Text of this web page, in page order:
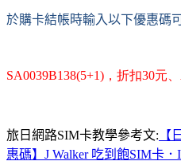
於購卡結帳時輸入以下優惠碼
SA0039B138(5+1)，折扣30元、
旅日網路SIM卡教學參考文: 【
惠碼】J Walker 吃到飽SIM卡